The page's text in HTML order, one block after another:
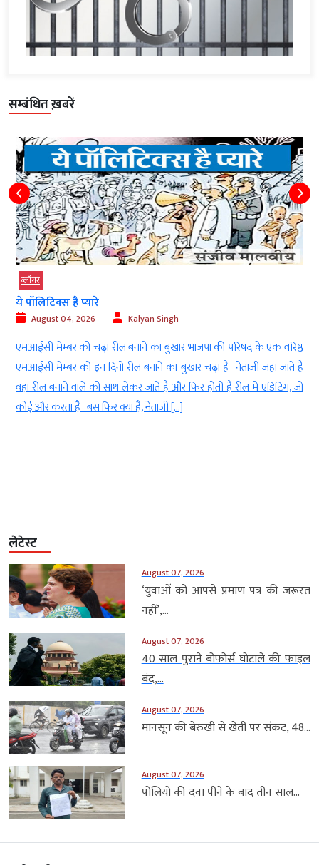
सम्बंधित ख़बरें
की परिषद के एक वरिष्ठ
चढ़ा है। नेताजी जहां जाते हैं
होती है रील में एडिटिंग, जो
August 04, 2026
शांतिकुंज, हरिद्वार के महिला मंडल की अध्यक्ष
उद्बोधन देती हुईं। मुंबई के बोरीवली में अखिल विश्व
पर महाशक्ति की लोकयात्रा का आयोजन किया।
सशक्तिकरण और संस्कार निर्माण का संदेश दिया
लेटेस्ट
August 07, 2026
‘युवाओं को आपसे प्रमाण पत्र की जरूरत
नहीं’,...
August 07, 2026
40 साल पुराने बोफोर्स घोटाले की फाइल
बंद,...
August 07, 2026
मानसून की बेरुखी से खेती पर संकट, 48...
August 07, 2026
पोलियो की दवा पीने के बाद तीन साल...